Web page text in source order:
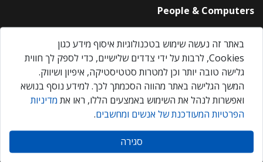
People & Computers
About Us
Privacy Policy
Contact Us
Our Events
אנשים ומחשבים © 2026 – כל הזכויות שמורות
באתר זה נעשה שימוש בטכנולוגיות איסוף מידע כגון
Cookies, לרבות על ידי צדדים שלישיים, כדי לספק לך חווית
גלישה טובה יותר וכן למטרות סטטיסטיקה, איפיון ושיווק.
המשך הגלישה באתר מהווה הסכמתך לכך. למידע נוסף בנושא
ואפשרות לנהל את השימוש באמצעים הללו, ראו את מדיניות
הפרטיות המעודכנת של אנשים ומחשבים.
סגירה